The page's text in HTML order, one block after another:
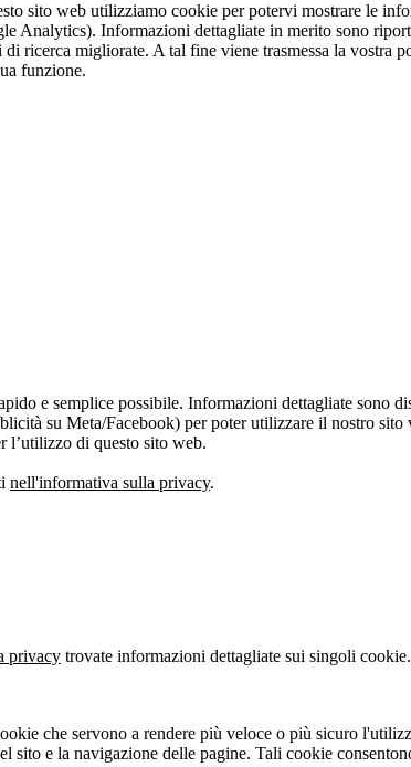
sito web utilizziamo cookie per potervi mostrare le
Analytics). Informazioni dettagliate in merito sono
migliorate. A tal fine viene trasmessa la vostra
funzione.
e semplice possibile. Informazioni dettagliate sono
su Meta/Facebook) per poter utilizzare il nostro
l’utilizzo di questo sito web.
nell'informativa sulla privacy.
privacy trovate informazioni dettagliate sui singoli cookie.
che servono a rendere più veloce o più sicuro
sito e la navigazione delle pagine. Tali cookie